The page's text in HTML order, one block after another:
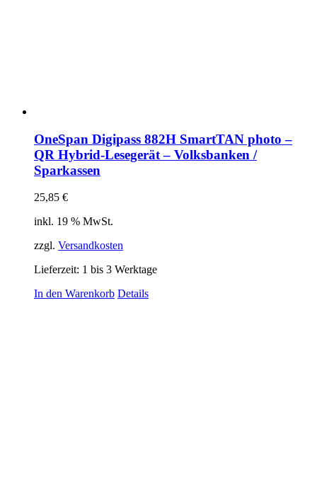
OneSpan Digipass 882H SmartTAN photo –
QR Hybrid-Lesegerät – Volksbanken /
Sparkassen
25,85 €
inkl. 19 % MwSt.
zzgl. Versandkosten
Lieferzeit: 1 bis 3 Werktage
In den Warenkorb Details